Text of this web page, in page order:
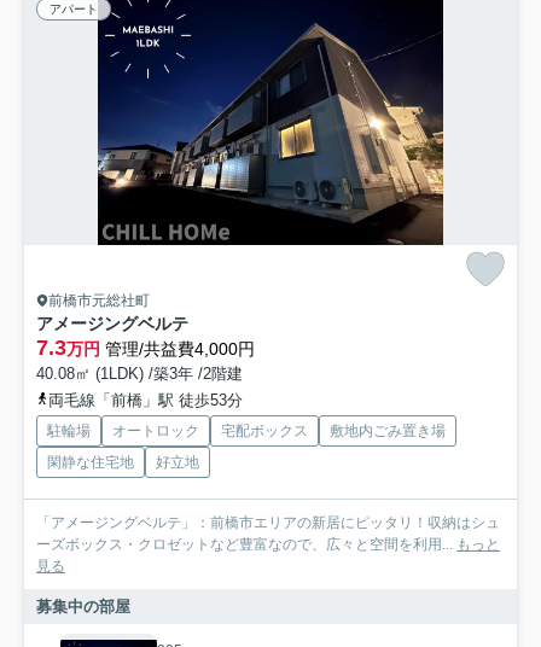
アパート
前橋市元総社町
アメージングベルテ
7.3万円 管理/共益費4,000円
40.08㎡ (1LDK) /築3年 /2階建
両毛線「前橋」駅 徒歩53分
駐輪場 オートロック 宅配ボックス
敷地内ごみ置き場
閑静な住宅地
好立地
「アメージングベルテ」：前橋市エリアの新居にピッタリ！収納はシュ
ーズボックス・クロゼットなど豊富なので、広々と空間を利用...
もっと
見る
募集中の部屋